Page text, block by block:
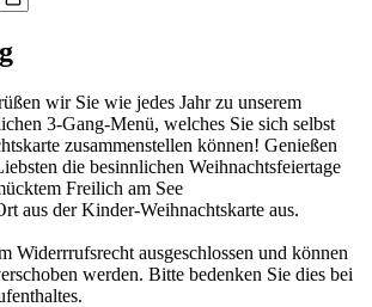
wir Sie wie jedes Jahr zu unserem
3-Gang-Menü, welches Sie sich selbst
zusammenstellen können! Genießen
die besinnlichen Weihnachtsfeiertage
Freilich am See
aus der Kinder-Weihnachtskarte aus.
Widerrrufsrecht ausgeschlossen und können
werden. Bitte bedenken Sie dies bei